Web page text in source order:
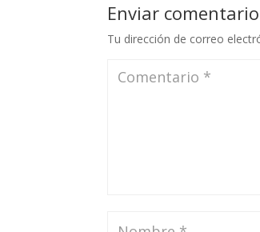
Enviar comentario
Tu dirección de correo